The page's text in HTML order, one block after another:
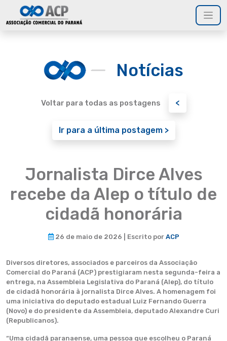
Notícias
Voltar para todas as postagens <
Ir para a última postagem >
Jornalista Dirce Alves
recebe da Alep o título de
cidadã honorária
26 de maio de 2026 | Escrito por ACP
Diversos diretores, associados e parceiros da Associação
Comercial do Paraná (ACP) prestigiaram nesta segunda-feira a
entrega, na Assembleia Legislativa do Paraná (Alep), do título
de cidadã honorária à jornalista Dirce Alves. A homenagem foi
uma iniciativa do deputado estadual Luiz Fernando Guerra
(Novo) e do presidente da Assembleia, deputado Alexandre Curi
(Republicanos).
“Uma cidadã paranaense, uma pessoa que escolheu o Paraná